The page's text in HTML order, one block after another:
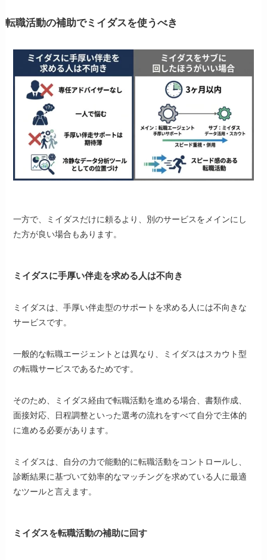
転職活動の補助でミイダスを使うべき
一方で、ミイダスだけに頼るより、別のサービスをメインにし
た方が良い場合もあります。
ミイダスに手厚い伴走を求める人は不向き
ミイダスは、手厚い伴走型のサポートを求める人には不向きな
サービスです。
一般的な転職エージェントとは異なり、ミイダスはスカウト型
の転職サービスであるためです。
そのため、ミイダス経由で転職活動を進める場合、書類作成、
面接対応、日程調整といった選考の流れをすべて自分で主体的
に進める必要があります。
ミイダスは、自分の力で能動的に転職活動をコントロールし、
診断結果に基づいて効率的なマッチングを求めている人に最適
なツールと言えます。
ミイダスを転職活動の補助に回す